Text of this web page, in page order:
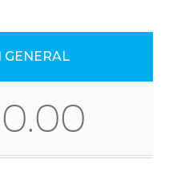
GENERAL